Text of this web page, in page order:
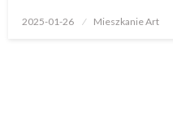
Opublikowane
2025-01-26 Mieszkanie Art